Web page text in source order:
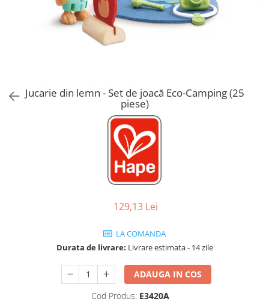
Consultanta Instalare
Jucarii de Sortare
Jucarii de tras
PAPUSI
Jucarie din lemn - Set de joacă Eco-Camping (25
piese)
129,13 Lei
LA COMANDA
Durata de livrare: Livrare estimata - 14 zile
ADAUGA IN COS
Cod Produs: E3420A